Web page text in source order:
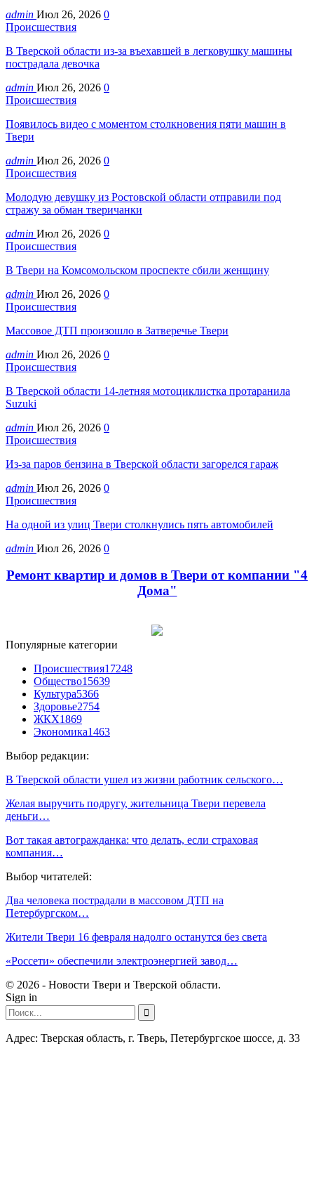
admin Июл 26, 2026 0
Происшествия
В Тверской области из-за въехавшей в легковушку машины
пострадала девочка
admin Июл 26, 2026 0
Происшествия
Появилось видео с моментом столкновения пяти машин в
Твери
admin Июл 26, 2026 0
Происшествия
Молодую девушку из Ростовской области отправили под
стражу за обман тверичанки
admin Июл 26, 2026 0
Происшествия
В Твери на Комсомольском проспекте сбили женщину
admin Июл 26, 2026 0
Происшествия
Массовое ДТП произошло в Затверечье Твери
admin Июл 26, 2026 0
Происшествия
В Тверской области 14-летняя мотоциклистка протаранила
Suzuki
admin Июл 26, 2026 0
Происшествия
Из-за паров бензина в Тверской области загорелся гараж
admin Июл 26, 2026 0
Происшествия
На одной из улиц Твери столкнулись пять автомобилей
admin Июл 26, 2026 0
Ремонт квартир и домов в Твери от компании "4
Дома"
Популярные категории
Происшествия17248
Общество15639
Культура5366
Здоровье2754
ЖКХ1869
Экономика1463
Выбор редакции:
В Тверской области ушел из жизни работник сельского…
Желая выручить подругу, жительница Твери перевела
деньги…
Вот такая автогражданка: что делать, если страховая
компания…
Выбор читателей:
Два человека пострадали в массовом ДТП на
Петербургском…
Жители Твери 16 февраля надолго останутся без света
«Россети» обеспечили электроэнергией завод…
© 2026 - Новости Твери и Тверской области.
Sign in
Адрес: Тверская область, г. Тверь, Петербургское шоссе, д. 33